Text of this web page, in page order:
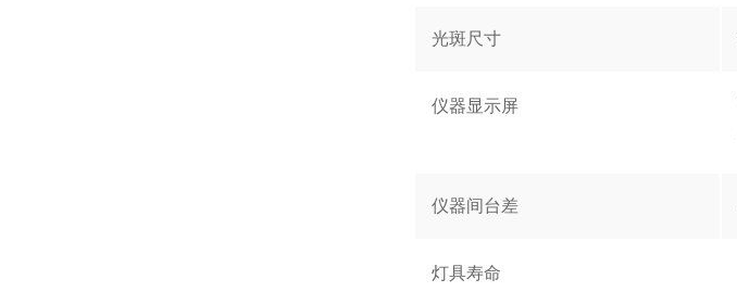
光斑尺寸
仪器显示屏
仪器间台差
灯具寿命